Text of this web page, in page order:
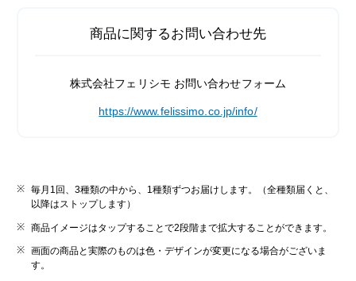
商品に関するお問い合わせ先
株式会社フェリシモ お問い合わせフォーム
https://www.felissimo.co.jp/info/
毎月1回、3種類の中から、1種類ずつお届けします。（全種類届くと、
以降はストップします）
商品イメージはタップすることで2段階まで拡大することができます。
画面の商品と実際のものは色・デザインが変更になる場合がございま
す。